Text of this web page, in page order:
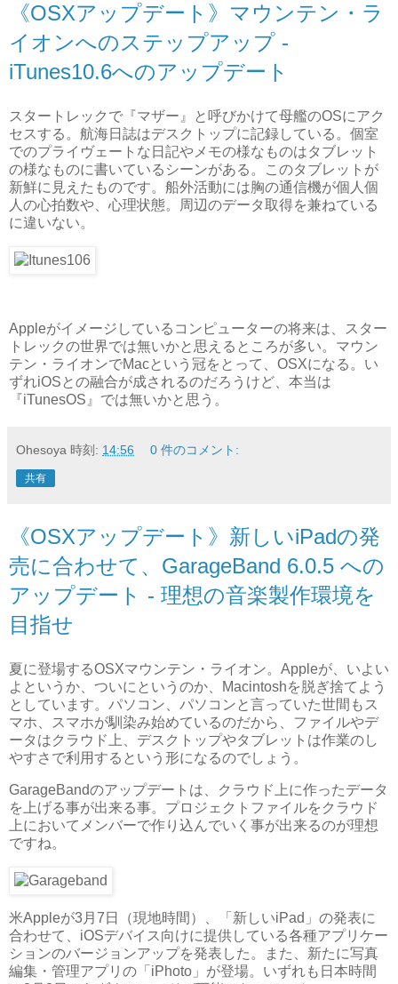
《OSXアップデート》マウンテン・ラ
イオンへのステップアップ -
iTunes10.6へのアップデート
スタートレックで『マザー』と呼びかけて母艦のOSにアク
セスする。航海日誌はデスクトップに記録している。個室
でのプライヴェートな日記やメモの様なものはタブレット
の様なものに書いているシーンがある。このタブレットが
新鮮に見えたものです。船外活動には胸の通信機が個人個
人の心拍数や、心理状態。周辺のデータ取得を兼ねている
に違いない。
Appleがイメージしているコンピューターの将来は、スター
トレックの世界では無いかと思えるところが多い。マウン
テン・ライオンでMacという冠をとって、OSXになる。い
ずれiOSとの融合が成されるのだろうけど、本当は
『iTunesOS』では無いかと思う。
Ohesoya 時刻: 14:56 0 件のコメント:
共有
《OSXアップデート》新しいiPadの発
売に合わせて、GarageBand 6.0.5 への
アップデート - 理想の音楽製作環境を
目指せ
夏に登場するOSXマウンテン・ライオン。Appleが、いよい
よというか、ついにというのか、Macintoshを脱ぎ捨てよう
としています。パソコン、パソコンと言っていた世間もス
マホ、スマホが馴染み始めているのだから、ファイルやデ
ータはクラウド上、デスクトップやタブレットは作業のし
やすさで利用するという形になるのでしょう。
GarageBandのアップデートは、クラウド上に作ったデータ
を上げる事が出来る事。プロジェクトファイルをクラウド
上においてメンバーで作り込んでいく事が出来るのが理想
ですね。
米Appleが3月7日（現地時間）、「新しいiPad」の発表に
合わせて、iOSデバイス向けに提供している各種アプリケー
ションのバージョンアップを発表した。また、新たに写真
編集・管理アプリの「iPhoto」が登場。いずれも日本時間